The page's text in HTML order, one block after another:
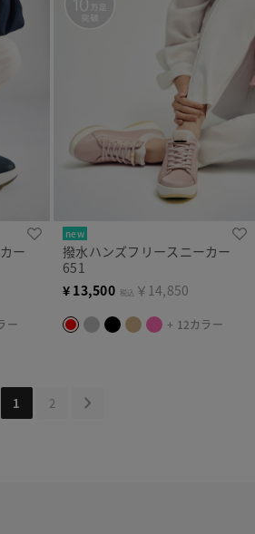
ー
ー
new
撥水ハンズフリースニーカー
651
¥ 13,500 税込 ￥14,850
+ 12カラー
1 2